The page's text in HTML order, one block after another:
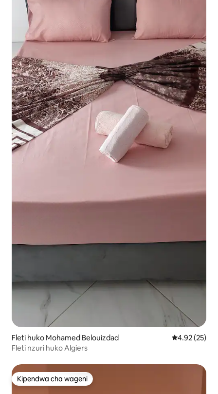
Fleti huko Mohamed Belouizdad Ukadiriaji wa
4.92 (25)
Fleti nzuri huko Algiers
Kipendwa cha wageni
Kipendwa cha wageni